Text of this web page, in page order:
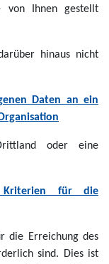
von Ihnen gestellt
hinaus nicht
Daten an ein
oder eine
Kriterien für die
die Erreichung des
sind. Dies ist